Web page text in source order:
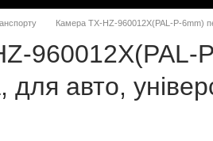
Камера TX-HZ-960012X(PAL-P-6mm)
960012X(PAL-
для авто,